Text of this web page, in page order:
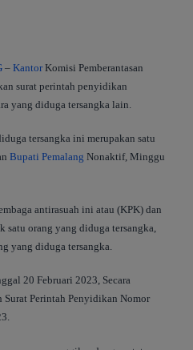
– KantorKomisi Pemberantasan
surat perintah penyidikan
yang diduga tersangka lain.
tersangka ini merupakan satu
Bupati Pemalang Nonaktif, Minggu
antirasuah ini atau (KPK) dan
orang yang diduga tersangka,
yang diduga tersangka.
20 Februari 2023, Secara
Perintah Penyidikan Nomor